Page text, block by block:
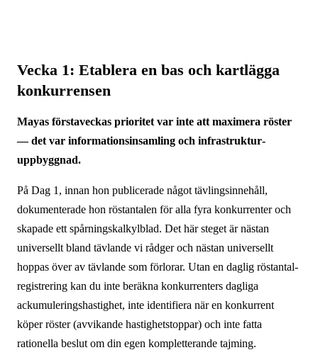
Vecka 1: Etablera en bas och kartlägga
konkurrensen
Mayas första­veckas prioritet var inte att maximera röster
— det var informations­insamling och infrastruktur­
uppbyggnad.
På Dag 1, innan hon publicerade något tävlingsinnehåll,
dokumenterade hon röstantalen för alla fyra konkurrenter och
skapade ett spårnings­kalkylblad. Det här steget är nästan
universellt bland tävlande vi rådger och nästan universellt
hoppas över av tävlande som förlorar. Utan en daglig röstantal­
registrering kan du inte beräkna konkurrenters dagliga
ackumuleringshastighet, inte identifiera när en konkurrent
köper röster (avvikande hastighets­toppar) och inte fatta
rationella beslut om din egen kompletterande tajming.